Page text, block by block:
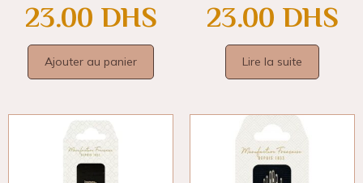
23.00 DHS
Ajouter au panier
23.00 DHS
Lire la suite